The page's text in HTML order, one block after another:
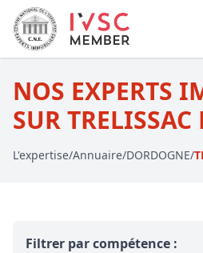
NOS EXPERTS
SUR
L'expertise/Annuaire/DORDOGNE/
Filtrer par compétence :